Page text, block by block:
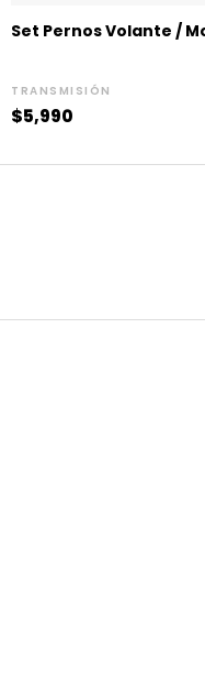
Set Pernos Volante /
TRANSMISIÓN
$5,990